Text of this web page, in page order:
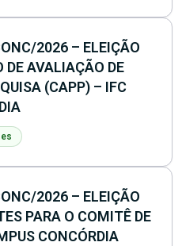
2026 – ELEIÇÃO
DE AVALIAÇÃO DE
(CAPP) – IFC
2026 – ELEIÇÃO
PARA O COMITÊ DE
CONCÓRDIA